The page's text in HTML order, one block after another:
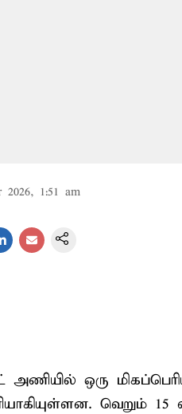
2026, 1:51 am
அணியில் ஒரு
வெறும்